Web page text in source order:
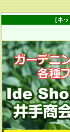
［ネ